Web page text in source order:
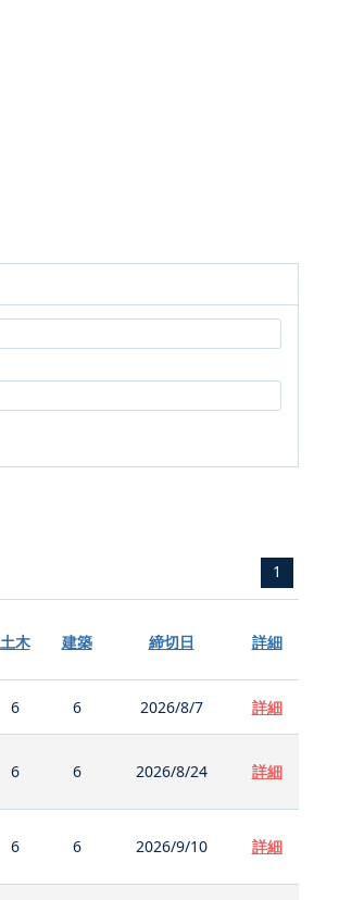
1
土木 建築 締切日 詳細
6 6 2026/8/7 詳細
6 6 2026/8/24 詳細
6 6 2026/9/10 詳細